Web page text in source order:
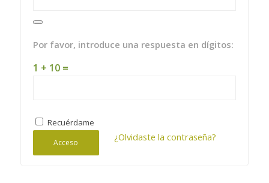
Por favor, introduce una respuesta en dígitos:
1 + 10 =
Recuérdame
Acceso ¿Olvidaste la contraseña?